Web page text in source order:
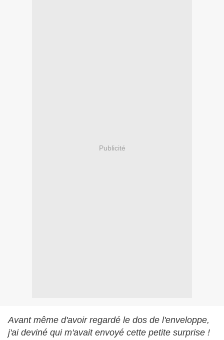
Publicité
Avant même d'avoir regardé le dos de l'enveloppe,
j'ai deviné qui m'avait envoyé cette petite surprise !